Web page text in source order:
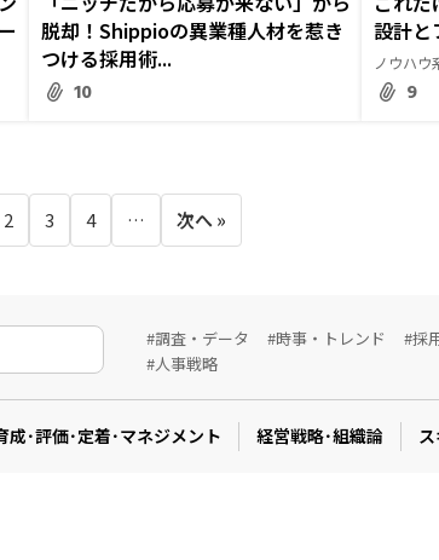
脱却！Shippioの異業種人材を惹き
つける採用術...
10
設計と
ノウハウ
9
2 3 4 … 次へ »
#調査・データ #時事・トレンド #採
#人事戦略
成･評価･定着･マネジメント 経営戦略･組織論